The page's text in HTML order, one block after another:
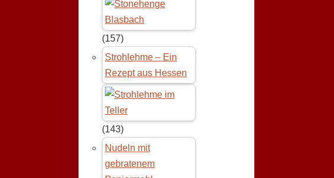
(157)
Strohlehme – Ein
Rezept aus Hessen
(143)
Nudeln mit
gebratenem